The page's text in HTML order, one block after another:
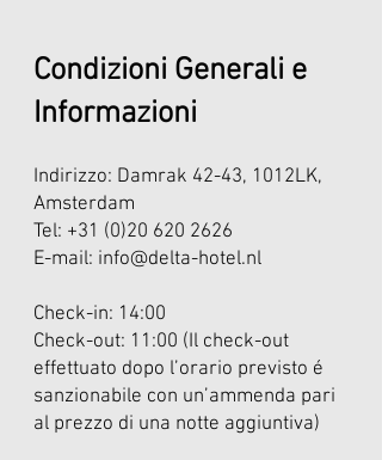
Condizioni Generali e
Informazioni
Indirizzo: Damrak 42-43, 1012LK,
Amsterdam
Tel: +31 (0)20 620 2626
E-mail: info@delta-hotel.nl
Check-in: 14:00
Check-out: 11:00 (Il check-out
effettuato dopo l’orario previsto é
sanzionabile con un’ammenda pari
al prezzo di una notte aggiuntiva)